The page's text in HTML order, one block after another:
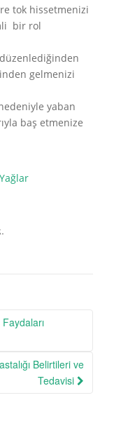
tok hissetmenizi
bir rol
gelmenizi
yaban
baş etmenize
.
Belirtileri ve
Tedavisi